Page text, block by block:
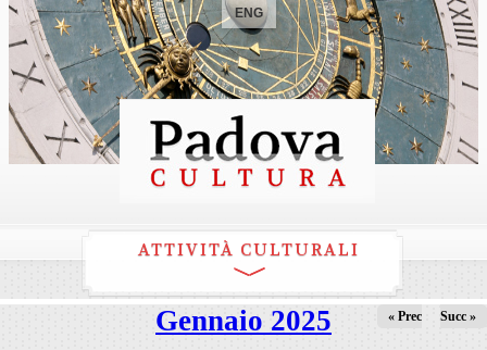
ENG
ATTIVITÀ CULTURALI
Gennaio 2025 « Prec Succ »